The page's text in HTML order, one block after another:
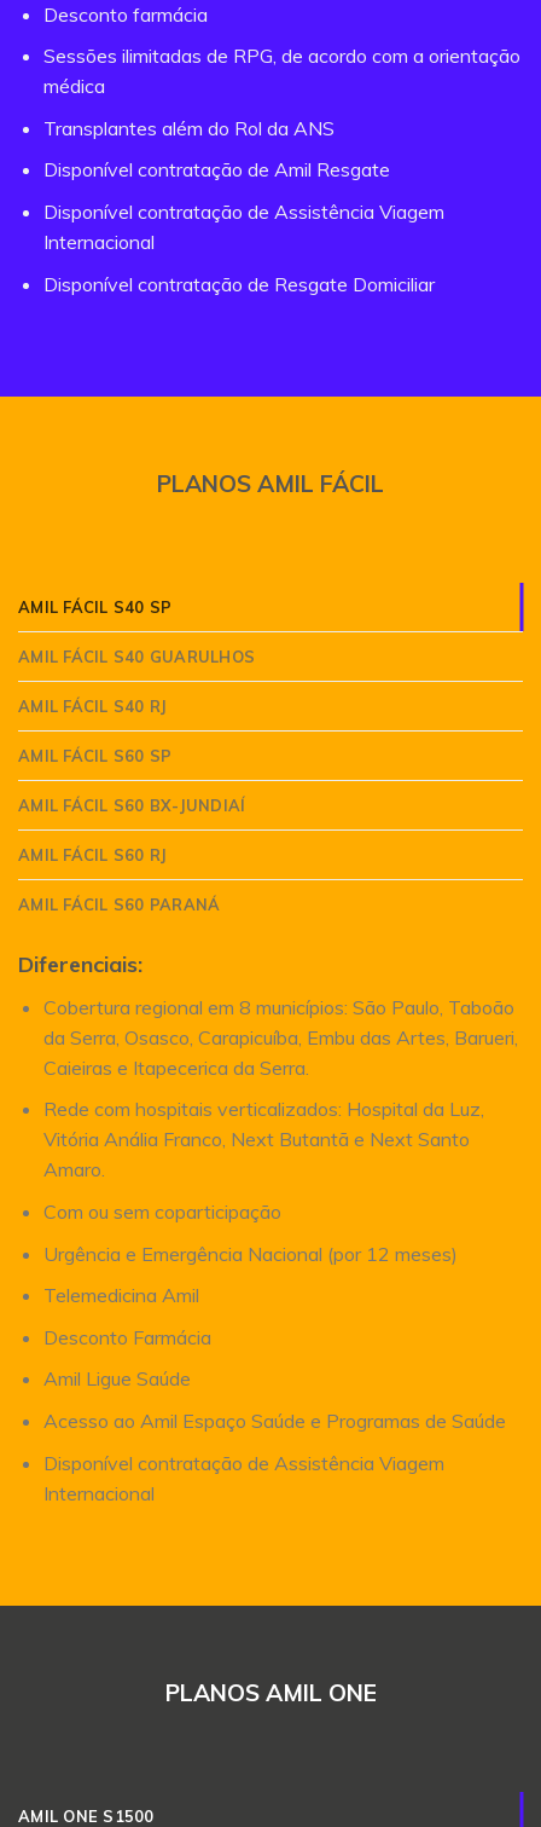
Desconto farmácia
Sessões ilimitadas de RPG, de acordo com a orientação
médica
Transplantes além do Rol da ANS
Disponível contratação de Amil Resgate
Disponível contratação de Assistência Viagem
Internacional
Disponível contratação de Resgate Domiciliar
PLANOS AMIL FÁCIL
AMIL FÁCIL S40 SP
AMIL FÁCIL S40 GUARULHOS
AMIL FÁCIL S40 RJ
AMIL FÁCIL S60 SP
AMIL FÁCIL S60 BX-JUNDIAÍ
AMIL FÁCIL S60 RJ
AMIL FÁCIL S60 PARANÁ
Diferenciais:
Cobertura regional em 8 municípios: São Paulo, Taboão
da Serra, Osasco, Carapicuíba, Embu das Artes, Barueri,
Caieiras e Itapecerica da Serra.
Rede com hospitais verticalizados: Hospital da Luz,
Vitória Anália Franco, Next Butantã e Next Santo
Amaro.
Com ou sem coparticipação
Urgência e Emergência Nacional (por 12 meses)
Telemedicina Amil
Desconto Farmácia
Amil Ligue Saúde
Acesso ao Amil Espaço Saúde e Programas de Saúde
Disponível contratação de Assistência Viagem
Internacional
PLANOS AMIL ONE
AMIL ONE S1500